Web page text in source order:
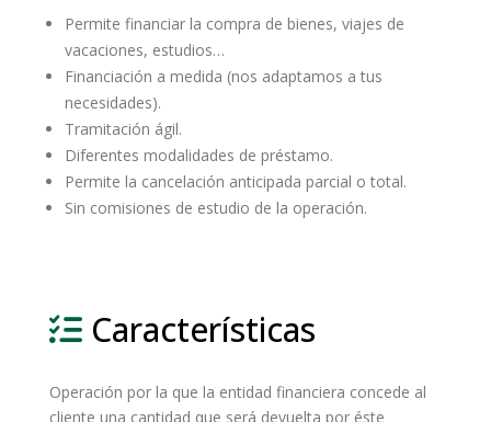
Permite financiar la compra de bienes, viajes de
vacaciones, estudios…
Financiación a medida (nos adaptamos a tus
necesidades).
Tramitación ágil.
Diferentes modalidades de préstamo.
Permite la cancelación anticipada parcial o total.
Sin comisiones de estudio de la operación.
Características
Operación por la que la entidad financiera concede al
cliente una cantidad que será devuelta por éste